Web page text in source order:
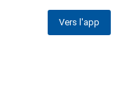
Vers l'app